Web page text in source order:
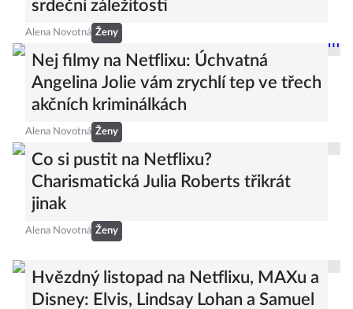
srdeční záležitosti
Alena Novotná Ženy
Nej filmy na Netflixu: Úchvatná
Angelina Jolie vám zrychlí tep ve třech
akčních kriminálkách
Alena Novotná Ženy
Co si pustit na Netflixu?
Charismatická Julia Roberts třikrát
jinak
Alena Novotná Ženy
Hvězdný listopad na Netflixu, MAXu a
Disney: Elvis, Lindsay Lohan a Samuel